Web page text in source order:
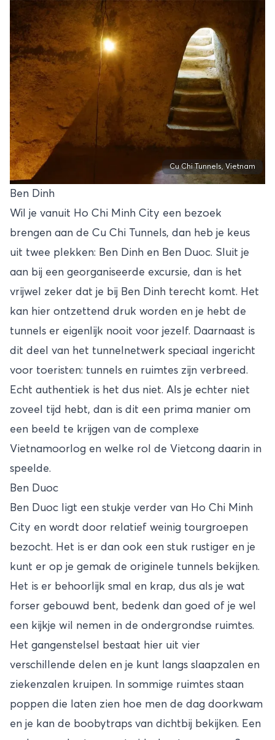
Cu Chi Tunnels, Vietnam
Ben Dinh
Wil je vanuit Ho Chi Minh City een bezoek
brengen aan de Cu Chi Tunnels, dan heb je keus
uit twee plekken: Ben Dinh en Ben Duoc. Sluit je
aan bij een georganiseerde excursie, dan is het
vrijwel zeker dat je bij Ben Dinh terecht komt. Het
kan hier ontzettend druk worden en je hebt de
tunnels er eigenlijk nooit voor jezelf. Daarnaast is
dit deel van het tunnelnetwerk speciaal ingericht
voor toeristen: tunnels en ruimtes zijn verbreed.
Echt authentiek is het dus niet. Als je echter niet
zoveel tijd hebt, dan is dit een prima manier om
een beeld te krijgen van de complexe
Vietnamoorlog en welke rol de Vietcong daarin in
speelde.
Ben Duoc
Ben Duoc ligt een stukje verder van Ho Chi Minh
City en wordt door relatief weinig tourgroepen
bezocht. Het is er dan ook een stuk rustiger en je
kunt er op je gemak de originele tunnels bekijken.
Het is er behoorlijk smal en krap, dus als je wat
forser gebouwd bent, bedenk dan goed of je wel
een kijkje wil nemen in de ondergrondse ruimtes.
Het gangenstelsel bestaat hier uit vier
verschillende delen en je kunt langs slaapzalen en
ziekenzalen kruipen. In sommige ruimtes staan
poppen die laten zien hoe men de dag doorkwam
en je kan de boobytraps van dichtbij bekijken. Een